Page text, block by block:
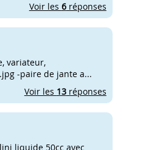
Voir les 6réponses
variateur,
-paire de jante a...
Voir les 13réponses
liquide 50cc avec